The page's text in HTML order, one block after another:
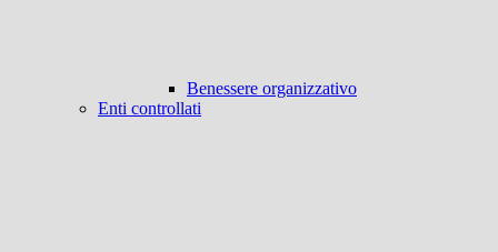
Benessere organizzativo
Enti controllati